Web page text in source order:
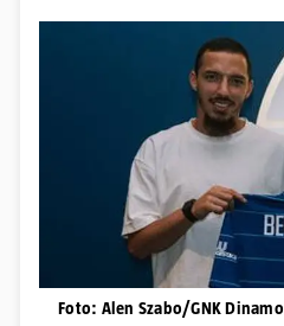
Foto: Alen Szabo/GNK Dinamo